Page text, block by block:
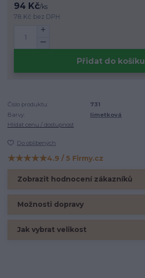
94 Kč/ks
78 Kč bez DPH
Přidat do košíku
Číslo produktu:
731
Barvy:
limetková
Hlídat cenu / dostupnost
Do oblíbených
Hodnocení na Firmy.cz
★★★★★4.9 / 5 Firmy.cz
Zobrazit hodnocení zákazníků
Možnosti dopravy
Jak vybrat velikost